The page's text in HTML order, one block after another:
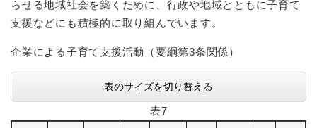
らせる地域社会を築くために、行政や地域とともに子育て
支援などにも積極的に取り組んでいます。
企業による子育て支援活動（要綱第3条関係）
表のサイズを切り替える
表7